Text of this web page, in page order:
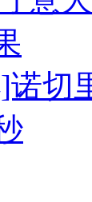
诺切